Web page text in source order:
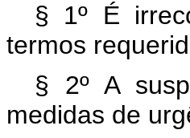
§ 1º É
termos
§ 2º A
medidas de